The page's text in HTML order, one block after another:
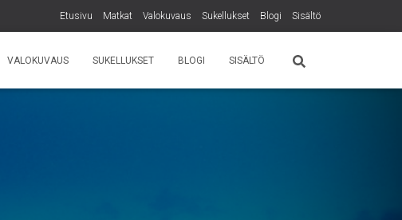
Etusivu Matkat Valokuvaus Sukellukset Blogi Sisältö
VALOKUVAUS SUKELLUKSET BLOGI SISÄLTÖ